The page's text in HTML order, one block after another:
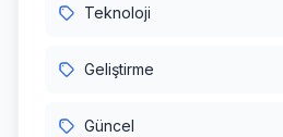
Teknoloji
Geliştirme
Güncel